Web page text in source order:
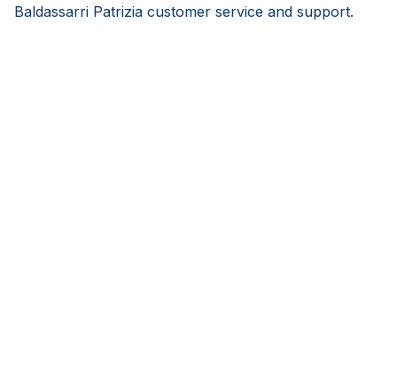
Baldassarri Patrizia customer service and support.